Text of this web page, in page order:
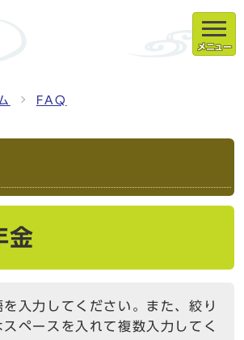
メニュー
FAQ
金
入力してください。また、絞り
ペースを入れて複数入力してく